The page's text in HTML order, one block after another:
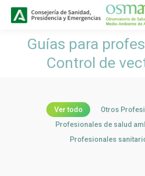
Guías para
Control de
Estás aquí:
Ver todo
Otros
Profesionales de salud
Profesionales